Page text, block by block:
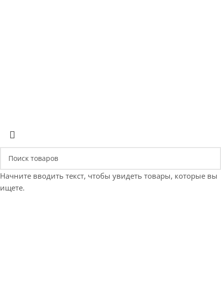
Начните вводить текст, чтобы увидеть товары, которые вы
ищете.